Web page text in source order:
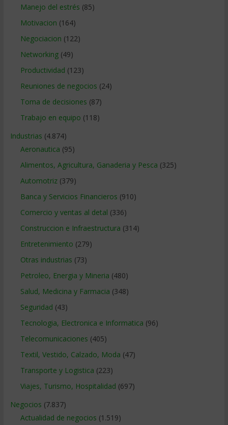
Manejo del estrés (85)
Motivacion (164)
Negociacion (122)
Networking(49)
Productividad (123)
Reuniones de negocios (24)
Toma de decisiones (87)
Trabajo en equipo (118)
Industrias (4.874)
Aeronautica (95)
Alimentos, Agricultura, Ganaderia y Pesca (325)
Automotriz(379)
Banca y Servicios Financieros (910)
Comercio y ventas al detal (336)
Construccion e Infraestructura (314)
Entretenimiento (279)
Otras industrias (73)
Petroleo, Energia y Mineria (480)
Salud, Medicina y Farmacia (348)
Seguridad (43)
Tecnologia, Electronica e Informatica (96)
Telecomunicaciones (405)
Textil, Vestido, Calzado, Moda (47)
Transporte y Logistica (223)
Viajes, Turismo, Hospitalidad (697)
Negocios (7.837)
Actualidad de negocios (1.519)